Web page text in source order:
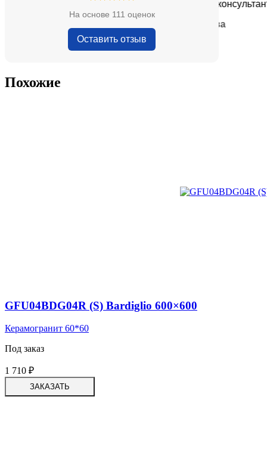
На основе 111 оценок
Оставить отзыв
адекватные цены.
Очень приятные консультанты и
Похожие
GFU04BDG04R (S) Bardiglio 600×600
Керамогранит 60*60
Под заказ
1 710 ₽
ЗАКАЗАТЬ